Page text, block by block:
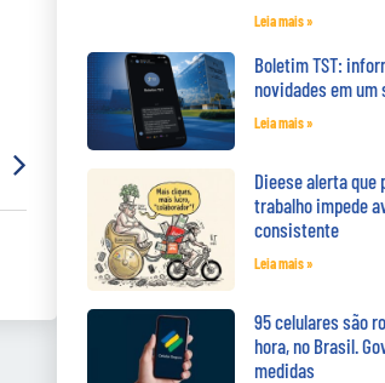
Leia mais »
Boletim TST:
novidades em um
Leia mais »
Dieese alerta que
trabalho impede
consistente
Leia mais »
95 celulares são
hora, no Brasil.
medidas